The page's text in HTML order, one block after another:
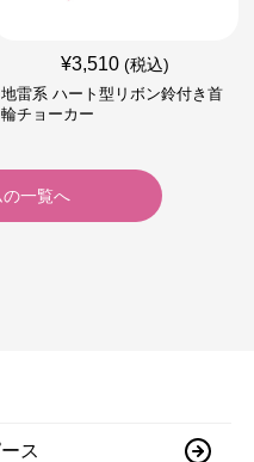
¥3,510 (税込)
地雷系 ハート型リボン鈴付き首
輪チョーカー
一覧へ
ス